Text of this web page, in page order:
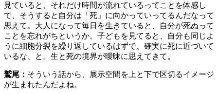
見ていると、それだけ時間が流れているってことを体感し
て、そうすると自分は「死」に向かっていってるんだなって
思えて。大人になって毎日を生きていると、自分が死ぬって
ことを忘れがちというか。子どもを見てると、自分も同じよ
うに細胞分裂を繰り返しているはずで、確実に死に近づいて
いるな、と。生と死の境界が曖昧に思えてきて。
鷲尾： そういう話から、展示空間を上と下で区切るイメージ
が生まれたんだよね。